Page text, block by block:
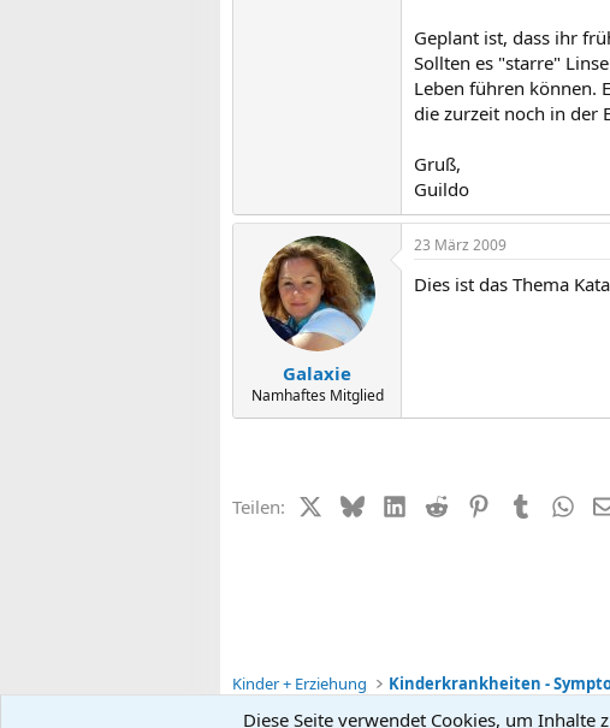
Geplant ist, dass ihr
Sollten es "starre"
Leben führen können.
die zurzeit noch in der
Gruß,
Guildo
Galaxie
Namhaftes Mitglied
23 März 2009
Dies ist das Thema
Teilen: X (Twitter)
BlueskyLinkedIn
Reddit PinterestTumblr
Kinder + Erziehung
Diese Seite verwendet Cookies, um